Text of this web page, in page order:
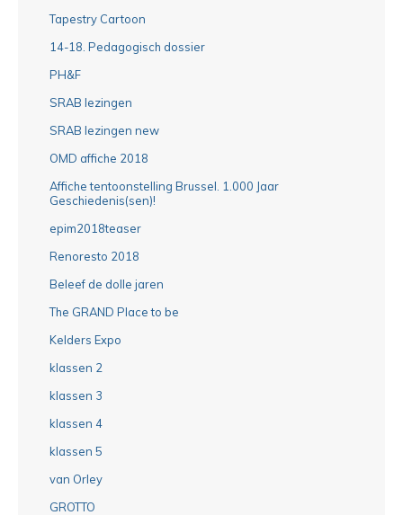
Tapestry Cartoon
14-18. Pedagogisch dossier
PH&F
SRAB lezingen
SRAB lezingen new
OMD affiche 2018
Affiche tentoonstelling Brussel. 1.000 Jaar
Geschiedenis(sen)!
epim2018teaser
Renoresto 2018
Beleef de dolle jaren
The GRAND Place to be
Kelders Expo
klassen 2
klassen 3
klassen 4
klassen 5
van Orley
GROTTO